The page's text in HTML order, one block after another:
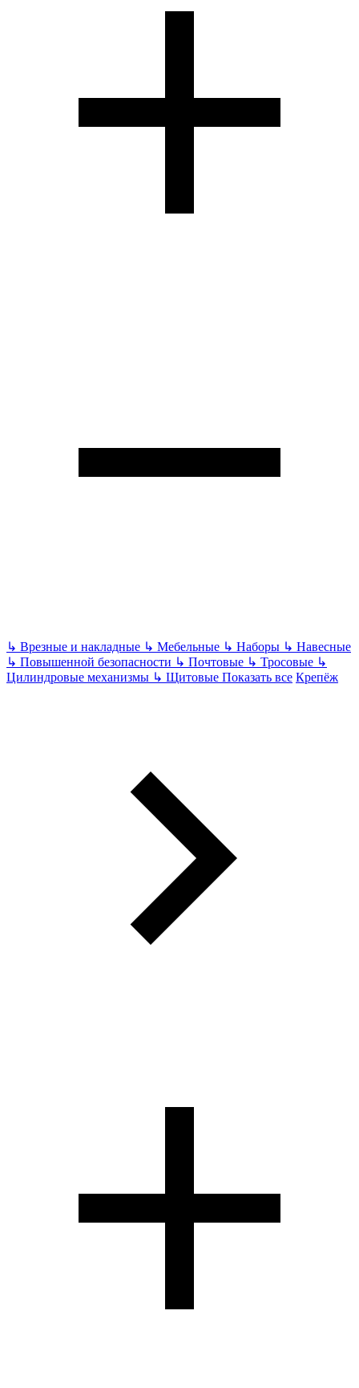
↳ Врезные и накладные ↳ Мебельные ↳ Наборы ↳ Навесные
↳ Повышенной безопасности ↳ Почтовые ↳ Тросовые ↳
Цилиндровые механизмы ↳ Щитовые Показать все Крепёж